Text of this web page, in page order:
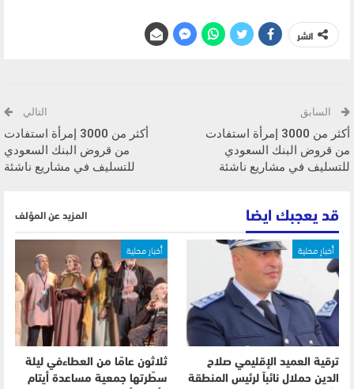
انشر
السابق
أكثر من 3000 إمرأة استفادت
من قروض البنك السعودي
للتسليف في مشاريع ناشئة
التالي
أكثر من 3000 إمرأة استفادت
من قروض البنك السعودي
للتسليف في مشاريع ناشئة
قد يعجبك ايضا المزيد عن المؤلف
أخبار محلية
ترقية العميد الإقليمي صلاح
الدين حملال نائباً لرئيس المنطقة
أخبار محلية
ثلاثون عامًا من العطاءفي ليلة
سطّرتها جمعية مساعدة أيتام